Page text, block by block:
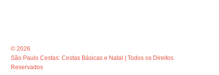
© 2026
São Paulo Cestas: Cestas Básicas e Natal | Todos os Direitos
Reservados